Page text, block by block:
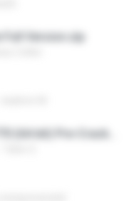
Full Version.zip